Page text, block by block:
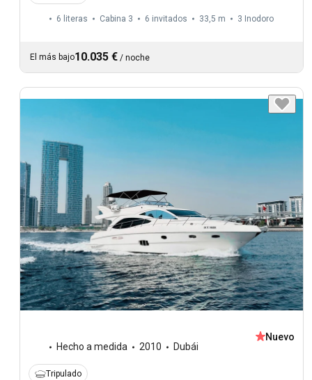
6 literas Cabina 3 6 invitados 33,5 m 3 Inodoro
El más bajo10.035 € / noche
Hecho a medida 2010 Dubái
Nuevo
Tripulado